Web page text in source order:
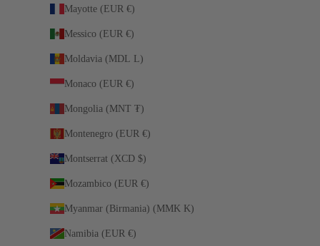
Mayotte (EUR €)
Messico (EUR €)
Moldavia (MDL L)
Monaco (EUR €)
Mongolia (MNT ₮)
Montenegro (EUR €)
Montserrat (XCD $)
Mozambico (EUR €)
Myanmar (Birmania) (MMK K)
Namibia (EUR €)